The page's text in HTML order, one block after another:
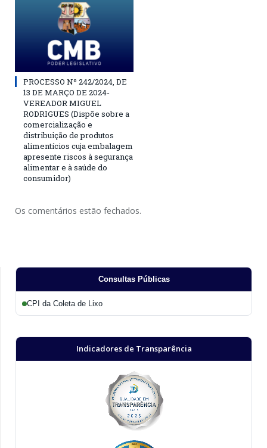
PROCESSO Nº 242/2024, DE
13 DE MARÇO DE 2024-
VEREADOR MIGUEL
RODRIGUES (Dispõe sobre a
comercialização e
distribuição de produtos
alimentícios cuja embalagem
apresente riscos à segurança
alimentar e à saúde do
consumidor)
Os comentários estão fechados.
Consultas Públicas
CPI da Coleta de Lixo
Indicadores de Transparência